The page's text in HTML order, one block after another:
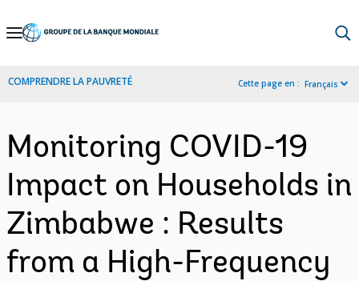
Skip
Navigation
COMPRENDRE LA PAUVRETÉ Cette page en : Français
Monitoring COVID-19
Impact on Households in
Zimbabwe : Results
from a High-Frequency